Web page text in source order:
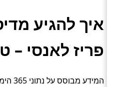
איך להגיע
פריז לאנסי –